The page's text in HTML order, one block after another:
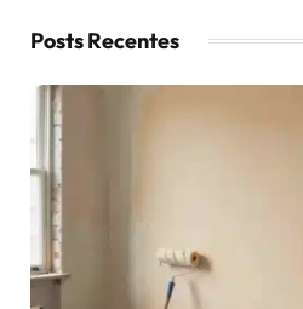
Posts Recentes